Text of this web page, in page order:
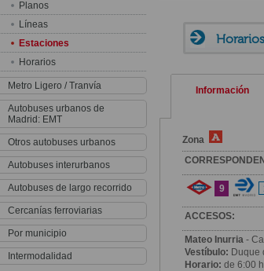
Planos
Líneas
Estaciones
Horarios
Metro Ligero / Tranvía
Autobuses urbanos de
Madrid: EMT
Otros autobuses urbanos
Autobuses interurbanos
Autobuses de largo recorrido
Cercanías ferroviarias
Por municipio
Intermodalidad
Información
Zona
9
ACCESOS:
Mateo Inurria -
Vestíbulo: Duque
Horario: de 6:00